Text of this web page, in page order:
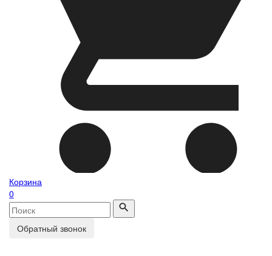
Корзина
0
Обратный звонок